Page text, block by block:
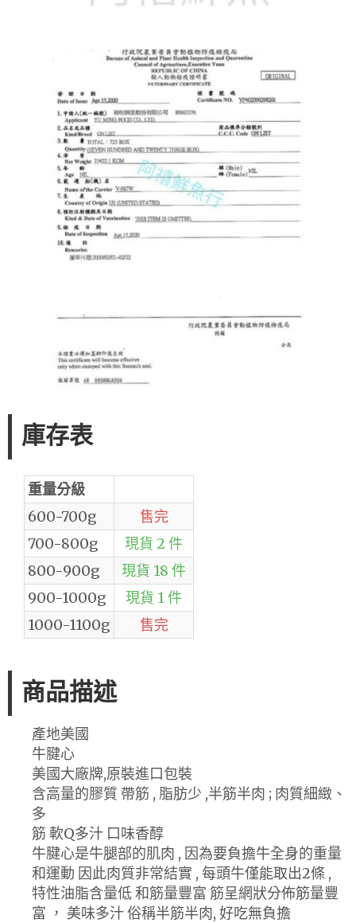
庫存表
重量分級
600-700g
售完
700-800g
現貨 2 件
800-900g
現貨 18 件
900-1000g
現貨 1 件
1000-1100g
售完
商品描述
產地美國
牛腱心
美國大廠牌,原裝進口包裝
含高量的膠質 帶筋 , 脂肪少 ,半筋半肉 ; 肉質細緻、
多
筋 軟Q多汁 口味香醇
牛腱心是牛腿部的肌肉 , 因為要負擔牛全身的重量
和運動 因此肉質非常結實 , 每頭牛僅能取出2條 ,
特性油脂含量低 和筋量豐富 筋呈網狀分佈筋量豐
富 ， 美味多汁 俗稱半筋半肉, 好吃無負擔